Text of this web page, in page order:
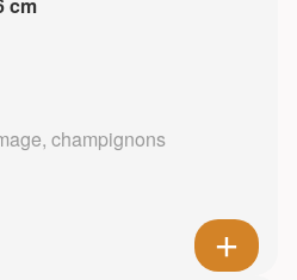
cm
champignons